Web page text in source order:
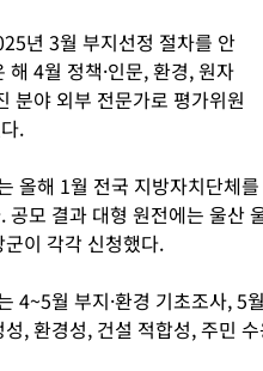
년 3월 부지선정 절차를 안
해 4월 정책·인문, 환경, 원자
분야 외부 전문가로 평가위원
.
올해 1월 전국 지방자치단체
공모 결과 대형 원전에는 울산
이 각각 신청했다.
4~5월 부지·환경 기초조사, 5
, 환경성, 건설 적합성, 주민